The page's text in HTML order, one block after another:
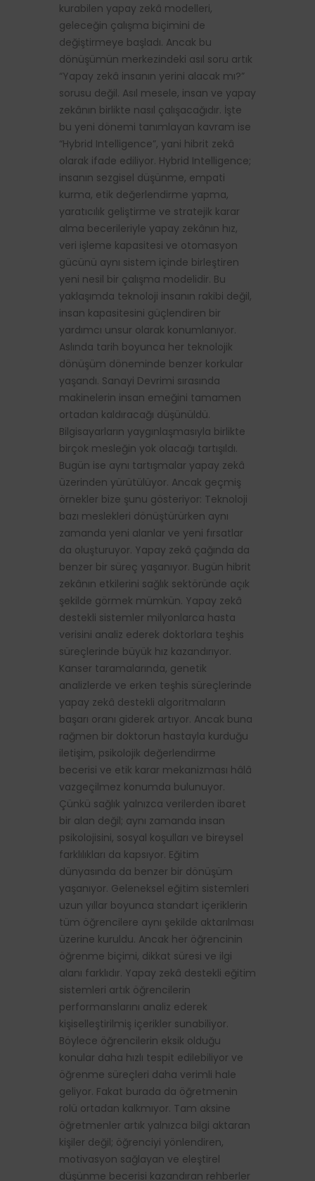
kurabilen yapay zekâ modelleri,
geleceğin çalışma biçimini de
değiştirmeye başladı. Ancak bu
dönüşümün merkezindeki asıl soru artık
“Yapay zekâ insanın yerini alacak mı?”
sorusu değil. Asıl mesele, insan ve yapay
zekânın birlikte nasıl çalışacağıdır. İşte
bu yeni dönemi tanımlayan kavram ise
“Hybrid Intelligence”, yani hibrit zekâ
olarak ifade ediliyor. Hybrid Intelligence;
insanın sezgisel düşünme, empati
kurma, etik değerlendirme yapma,
yaratıcılık geliştirme ve stratejik karar
alma becerileriyle yapay zekânın hız,
veri işleme kapasitesi ve otomasyon
gücünü aynı sistem içinde birleştiren
yeni nesil bir çalışma modelidir. Bu
yaklaşımda teknoloji insanın rakibi değil,
insan kapasitesini güçlendiren bir
yardımcı unsur olarak konumlanıyor.
Aslında tarih boyunca her teknolojik
dönüşüm döneminde benzer korkular
yaşandı. Sanayi Devrimi sırasında
makinelerin insan emeğini tamamen
ortadan kaldıracağı düşünüldü.
Bilgisayarların yaygınlaşmasıyla birlikte
birçok mesleğin yok olacağı tartışıldı.
Bugün ise aynı tartışmalar yapay zekâ
üzerinden yürütülüyor. Ancak geçmiş
örnekler bize şunu gösteriyor: Teknoloji
bazı meslekleri dönüştürürken aynı
zamanda yeni alanlar ve yeni fırsatlar
da oluşturuyor. Yapay zekâ çağında da
benzer bir süreç yaşanıyor. Bugün hibrit
zekânın etkilerini sağlık sektöründe açık
şekilde görmek mümkün. Yapay zekâ
destekli sistemler milyonlarca hasta
verisini analiz ederek doktorlara teşhis
süreçlerinde büyük hız kazandırıyor.
Kanser taramalarında, genetik
analizlerde ve erken teşhis süreçlerinde
yapay zekâ destekli algoritmaların
başarı oranı giderek artıyor. Ancak buna
rağmen bir doktorun hastayla kurduğu
iletişim, psikolojik değerlendirme
becerisi ve etik karar mekanizması hâlâ
vazgeçilmez konumda bulunuyor.
Çünkü sağlık yalnızca verilerden ibaret
bir alan değil; aynı zamanda insan
psikolojisini, sosyal koşulları ve bireysel
farklılıkları da kapsıyor. Eğitim
dünyasında da benzer bir dönüşüm
yaşanıyor. Geleneksel eğitim sistemleri
uzun yıllar boyunca standart içeriklerin
tüm öğrencilere aynı şekilde aktarılması
üzerine kuruldu. Ancak her öğrencinin
öğrenme biçimi, dikkat süresi ve ilgi
alanı farklıdır. Yapay zekâ destekli eğitim
sistemleri artık öğrencilerin
performanslarını analiz ederek
kişiselleştirilmiş içerikler sunabiliyor.
Böylece öğrencilerin eksik olduğu
konular daha hızlı tespit edilebiliyor ve
öğrenme süreçleri daha verimli hale
geliyor. Fakat burada da öğretmenin
rolü ortadan kalkmıyor. Tam aksine
öğretmenler artık yalnızca bilgi aktaran
kişiler değil; öğrenciyi yönlendiren,
motivasyon sağlayan ve eleştirel
düşünme becerisi kazandıran rehberler